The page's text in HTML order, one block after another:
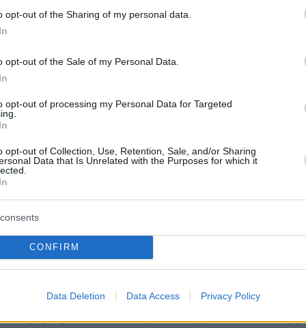
opt-out of the Sharing of my personal data.
opt-out of the Sale of my Personal Data.
opt-out of processing my Personal Data for Targeted
opt-out of Collection, Use, Retention, Sale, and/or Sharing
Data that Is Unrelated with the Purposes for which it
CONFIRM
Data Deletion Data Access Privacy Policy
η Συμμαχία πεδίο επίλυσης διμερών
v-cl3f5oh0ea2x)
στα ελληνοτουρκικά οπρωθυπουργός
η Τουρκίαδεν έθεσε κανένα θέμα εις βάρος
μήνυμα των ΗΠΑ μέσω της ανακοίνωσης